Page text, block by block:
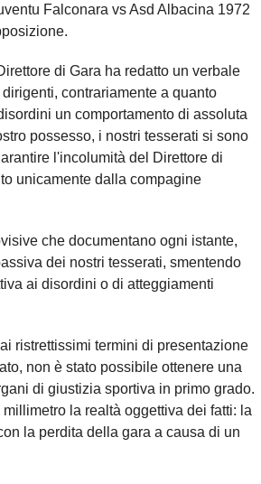
Falconara vs Asd Albacina 1972
di Gara ha redatto un verbale
contrariamente a quanto
un comportamento di assoluta
possesso, i nostri tesserati si sono
l'incolumità del Direttore di
unicamente dalla compagine
che documentano ogni istante,
dei nostri tesserati, smentendo
ai disordini o di atteggiamenti
ristrettissimi termini di presentazione
non è stato possibile ottenere una
di giustizia sportiva in primo grado.
la realtà oggettiva dei fatti: la
la perdita della gara a causa di un